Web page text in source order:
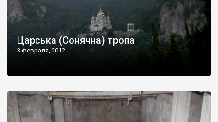
Царська (Сонячна) тропа
3 февраля, 2012